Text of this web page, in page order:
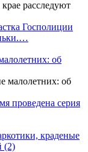
Госполиции
об
проведена серия
краденые
(2)